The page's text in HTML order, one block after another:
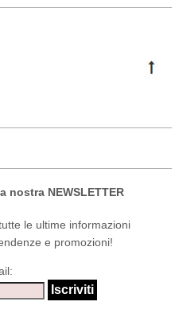
nostra NEWSLETTER
le ultime informazioni
e promozioni!